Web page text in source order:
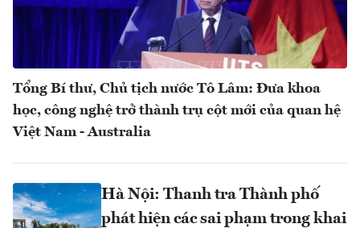
Tổng Bí thư, Chủ tịch nước Tô Lâm: Đưa khoa
học, công nghệ trở thành trụ cột mới của quan hệ
Việt Nam - Australia
Hà Nội: Thanh tra Thành phố
phát hiện các sai phạm trong khai